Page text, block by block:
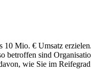
Mio. € Umsatz
betroffen sind
wie Sie im